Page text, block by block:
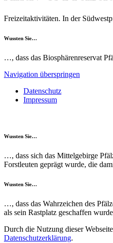
Freizeitaktivitäten. In der
Wussten Sie…
…, dass das Biosphärenreservat
Navigation überspringen
Datenschutz
Impressum
Wussten Sie…
…, dass sich das Mittelgebirge
Forstleuten geprägt wurde, die
Wussten Sie…
…, dass das Wahrzeichen des
als sein Rastplatz geschaffen
Durch die Nutzung dieser
Datenschutzerklärung.